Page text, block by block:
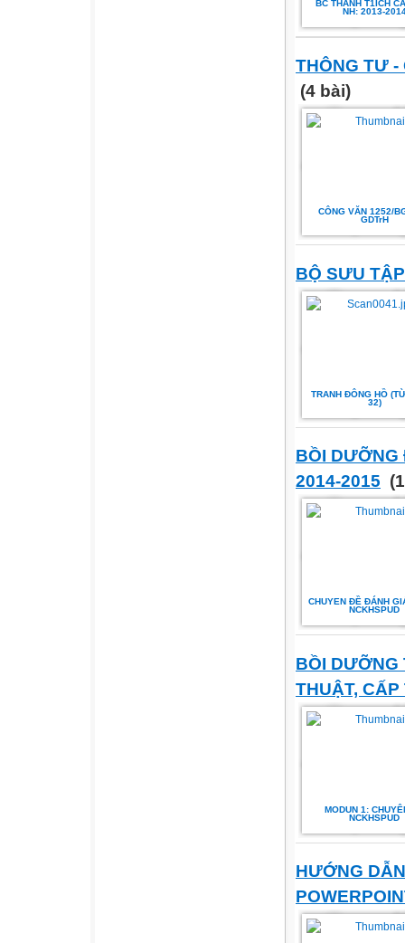
BC THÀNH T1ICH
NH: 2013-
THÔNG TƯ -
(4 bài)
CÔNG VĂN 1252/
GDTrH
BỘ SƯU
TRANH ĐÔNG HỒ
32)
BỒI DƯỠNG
2014-2015
CHUYEN ĐỀ ĐÁNH
NCKHSPUD
BỒI DƯỠNG
THUẬT, CẤP
MODUN 1:
NCKHSPUD
HƯỚNG